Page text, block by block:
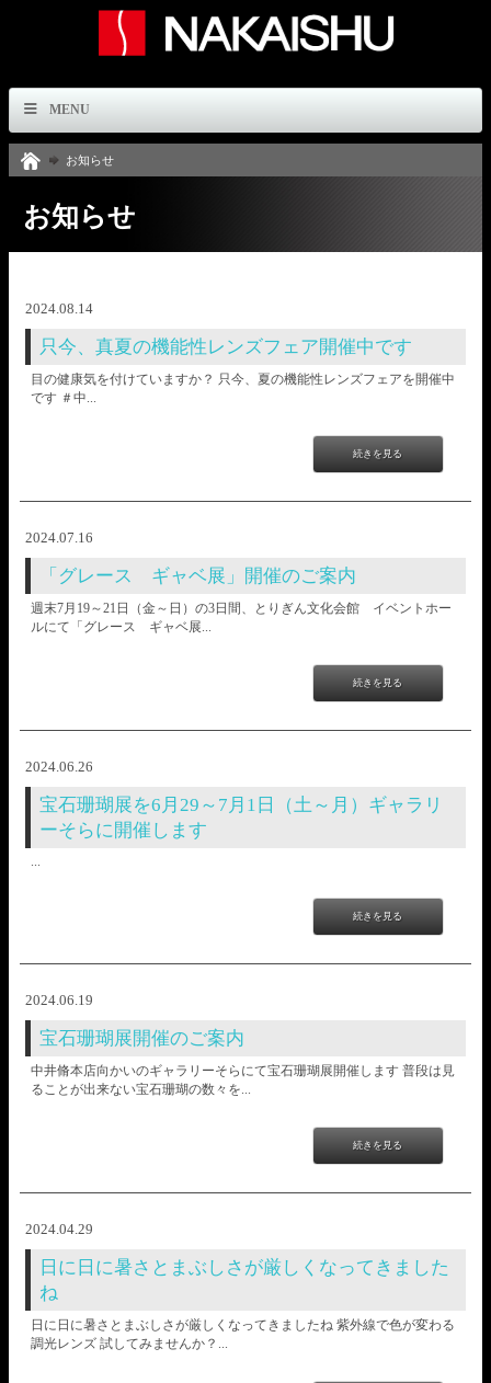
MENU
お知らせ
お知らせ
2024.08.14
只今、真夏の機能性レンズフェア開催中です
目の健康気を付けていますか？ 只今、夏の機能性レンズフェアを開催中
です ＃中...
続きを見る
2024.07.16
「グレース ギャベ展」開催のご案内
週末7月19～21日（金～日）の3日間、とりぎん文化会館 イベントホー
ルにて「グレース ギャベ展...
続きを見る
2024.06.26
宝石珊瑚展を6月29～7月1日（土～月）ギャラリ
ーそらに開催します
...
続きを見る
2024.06.19
宝石珊瑚展開催のご案内
中井脩本店向かいのギャラリーそらにて宝石珊瑚展開催します 普段は見
ることが出来ない宝石珊瑚の数々を...
続きを見る
2024.04.29
日に日に暑さとまぶしさが厳しくなってきました
ね
日に日に暑さとまぶしさが厳しくなってきましたね 紫外線で色が変わる
調光レンズ 試してみませんか？...